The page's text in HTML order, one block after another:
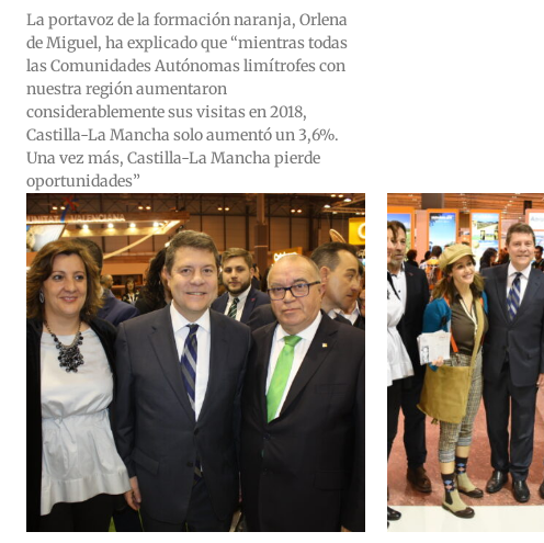
La portavoz de la formación naranja, Orlena
de Miguel, ha explicado que “mientras todas
las Comunidades Autónomas limítrofes con
nuestra región aumentaron
considerablemente sus visitas en 2018,
Castilla-La Mancha solo aumentó un 3,6%.
Una vez más, Castilla-La Mancha pierde
oportunidades”